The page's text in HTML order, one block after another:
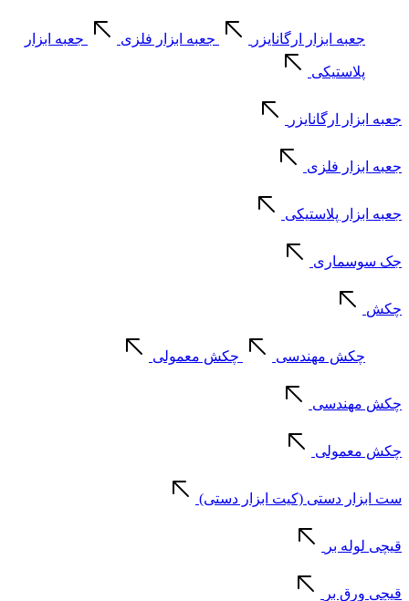
جعبه ابزار ارگانایزر جعبه ابزار فلزی جعبه ابزار
پلاستیکی
جعبه ابزار ارگانایزر
جعبه ابزار فلزی
جعبه ابزار پلاستیکی
جک سوسماری
چکش
چکش مهندسی چکش معمولی
چکش مهندسی
چکش معمولی
ست ابزار دستی (کیت ابزار دستی)
قیچی لوله بر
قیچی ورق بر